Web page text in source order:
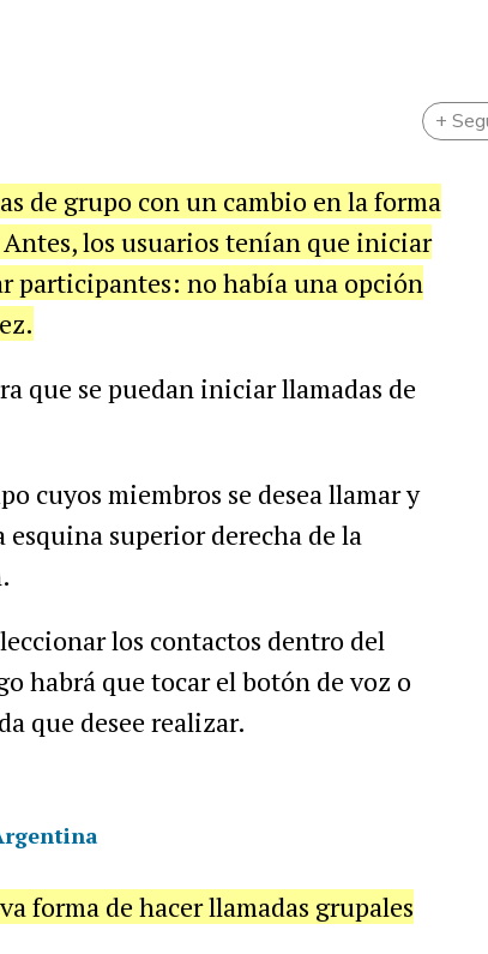
+
de grupo con un cambio en la forma
los usuarios tenían que iniciar
participantes: no había una opción
que se puedan iniciar llamadas de
cuyos miembros se desea llamar y
superior derecha de la
los contactos dentro del
habrá que tocar el botón de voz o
que desee realizar.
forma de hacer llamadas grupales